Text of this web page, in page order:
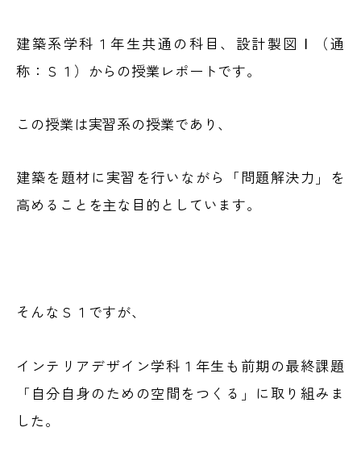
建築系学科１年生共通の科目、設計製図Ⅰ（通
称：Ｓ１）からの授業レポートです。
この授業は実習系の授業であり、
建築を題材に実習を行いながら「問題解決力」を
高めることを主な目的としています。
そんなＳ１ですが、
インテリアデザイン学科１年生も前期の最終課題
「自分自身のための空間をつくる」に取り組みま
した。